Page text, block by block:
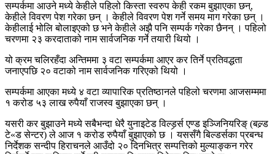
सम्पर्कमा आउने मध्ये केहीले पहिलो किस्ता स्वरुप केही रकम बुझाएका छन्,
केहीले विवरण पेश गरेका छन् । केहीले विवरण पेश गर्ने समय माग गरेका छन् ।
केहीलाई भोलि बोलाइएको छ भने केहीले अझै पनि सम्पर्क गरेका छैनन् । पहिलो
चरणमा २३ करदाताको नाम सार्वजनिक गर्ने तयारी थियो ।
यो क्रम चलिरहँदा अन्तिममा ३ वटा सम्पर्कमा आएर कर तिर्ने प्रतिवद्धता
जनाएपछि २० वटाको नाम सार्वजनिक गरिएको थियो ।
सम्पर्कमा आएका मध्ये ४ वटा व्यापारिक प्रतिष्ठानले पहिलो चरणमा आजसम्ममा
१ करोड ५३ लाख रुपैयाँ राजस्व बुझाएका छन् ।
यसरी कर बुझाउने मध्ये सबैभन्दा धेरै युनाइटेड विल्डर्र्स एण्ड इञ्जिनियरिङ् (बल्र्ड
टे«ड सेन्टर) ले आज १ करोड रुपैयाँ बुझाएको छ । यससँगै बिल्डर्सका प्रबन्ध
निर्देशक सन्दीप हिराचनले आउँदो २० दिनभित्र सम्पत्तिको मुल्याङ्कन गरेर